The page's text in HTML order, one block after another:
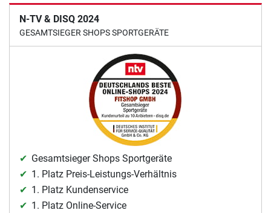
N-TV & DISQ 2024
GESAMTSIEGER SHOPS SPORTGERÄTE
Gesamtsieger Shops Sportgeräte
1. Platz Preis-Leistungs-Verhältnis
1. Platz Kundenservice
1. Platz Online-Service